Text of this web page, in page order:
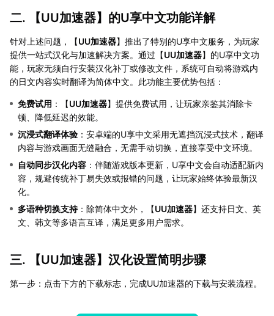
二. 【UU加速器】的U享中文功能详解
针对上述问题，【UU加速器】推出了特别的U享中文服务，为玩家
提供一站式汉化与加速解决方案。通过【UU加速器】的U享中文功
能，玩家无须自行安装汉化补丁或修改文件，系统可自动将游戏内
的日文内容实时翻译为简体中文。此功能主要优势包括：
免费试用 ：【UU加速器】提供免费试用，让玩家亲鉴其消除卡
顿、降低延迟的效能。
沉浸式翻译体验 ：安卓端的U享中文采用无遮挡沉浸式技术，翻译
内容与游戏画面无缝融合，无需手动切换，直接享受中文环境。
自动同步汉化内容 ：伴随游戏版本更新，U享中文会自动适配新内
容，规避传统补丁易失效或报错的问题，让玩家始终体验最新汉
化。
多语种切换支持：除简体中文外，【UU加速器】还支持日文、英
文、韩文等多语言互译，满足更多用户需求。
三. 【UU加速器】汉化设置简明步骤
第一步：点击下方的下载标志，完成UU加速器的下载与安装流程。